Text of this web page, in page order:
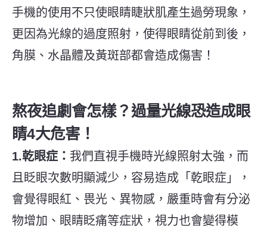
手機的使用不只使眼睛睫狀肌產生過勞現象，
更因為光線的過度照射，使得眼睛從前到後，
角膜、水晶體及黃斑部都會造成傷害！
熬夜追劇會怎樣？過量光線恐造成眼
睛4大危害！
1.乾眼症： 我們直視手機時光線照射太強，而
且眨眼次數明顯減少，容易造成「乾眼症」，
會覺得眼紅、畏光、異物感，嚴重時會有分泌
物增加、眼睛眨痛等症狀，視力也會變得模